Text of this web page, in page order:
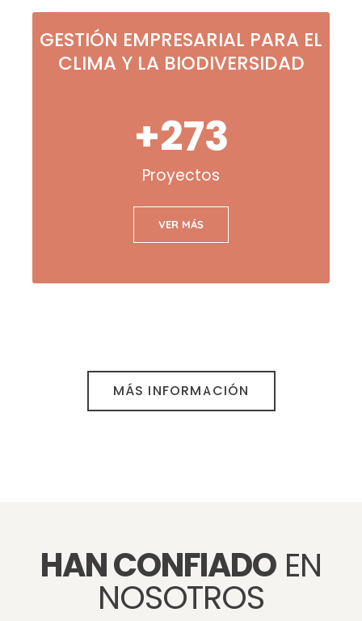
GESTIÓN EMPRESARIAL PARA EL
CLIMA Y LA BIODIVERSIDAD
Proyectos
+273
VER MÁS
MÁS INFORMACIÓN
HAN CONFIADO EN
NOSOTROS